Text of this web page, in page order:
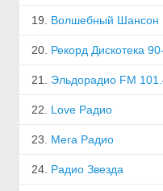
19. Волшебный Шансон
20. Рекорд Дискотека
21. Эльдорадио FM
22. Love Радио
23. Мега Радио
24. Радио Звезда